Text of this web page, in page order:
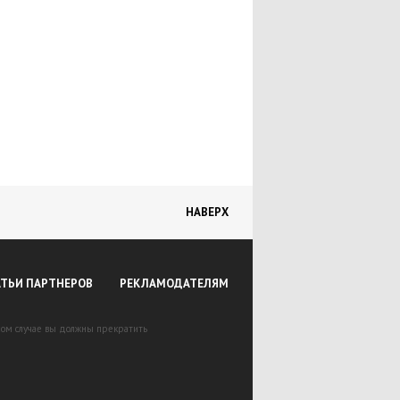
НАВЕРХ
ПАРТНЕРОВ РЕКЛАМОДАТЕЛЯМ
случае вы должны прекратить